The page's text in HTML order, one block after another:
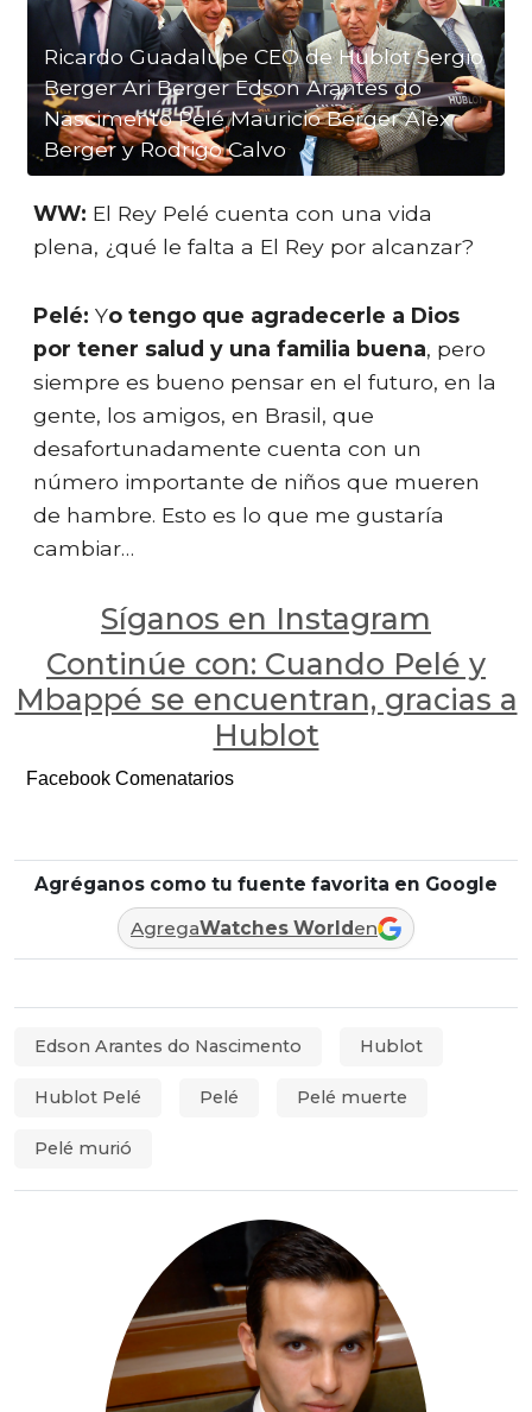
Ricardo Guadalupe CEO de Hublot Sergio
Berger Ari Berger Edson Arantes do
Nascimento Pelé Mauricio Berger Alex
Berger y Rodrigo Calvo
WW: El Rey Pelé cuenta con una vida
plena, ¿qué le falta a El Rey por alcanzar?
Pelé: Yo tengo que agradecerle a Dios
por tener salud y una familia buena, pero
siempre es bueno pensar en el futuro, en la
gente, los amigos, en Brasil, que
desafortunadamente cuenta con un
número importante de niños que mueren
de hambre. Esto es lo que me gustaría
cambiar…
Síganos en Instagram
Continúe con: Cuando Pelé y
Mbappé se encuentran, gracias a
Hublot
Facebook Comenatarios
Agréganos como tu fuente favorita en Google
AgregaWatches World en
Edson Arantes do Nascimento Hublot
Hublot Pelé Pelé Pelé muerte
Pelé murió